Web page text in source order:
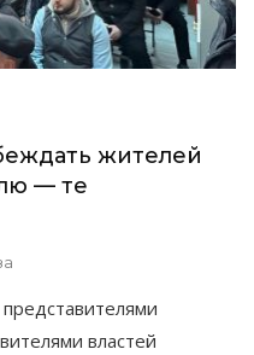
жителей
— те
властей